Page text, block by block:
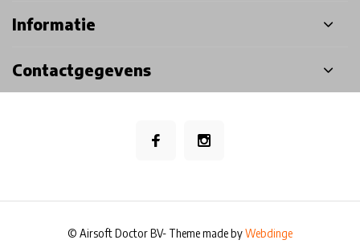
Informatie
Contactgegevens
© Airsoft Doctor BV- Theme made byWebdinge